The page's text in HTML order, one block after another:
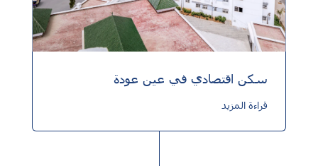
سكن اقتصادي في عين عودة
قراءة المزيد